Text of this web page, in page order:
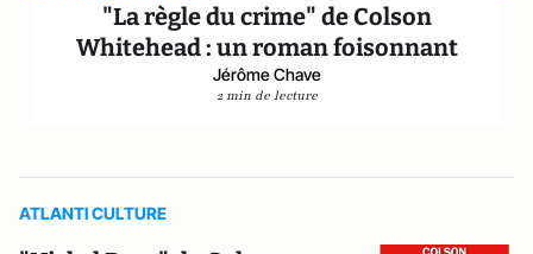
"La règle du crime" de Colson
Whitehead : un roman foisonnant
Jérôme Chave
2 min de lecture
ATLANTI CULTURE